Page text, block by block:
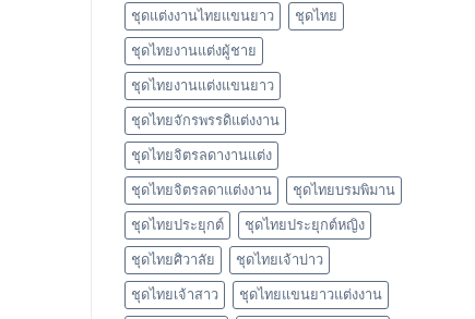
ชุดแต่งงานไทยแขนยาว ชุดไทย
ชุดไทยงานแต่งผู้ชาย
ชุดไทยงานแต่งแขนยาว
ชุดไทยจักรพรรดิแต่งงาน
ชุดไทยจิตรลดางานแต่ง
ชุดไทยจิตรลดาแต่งงาน ชุดไทยบรมพิมาน
ชุดไทยประยุกต์ ชุดไทยประยุกต์หญิง
ชุดไทยศิวาลัย ชุดไทยเจ้าบ่าว
ชุดไทยเจ้าสาว ชุดไทยแขนยาวแต่งงาน